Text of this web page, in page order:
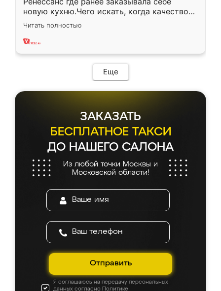
новую кухню.Чего искать, когда качеством
вполне довольна. Служит кухня уже почти
два года, нареканий нет.
Читать полностью
Еще
ЗАКАЗАТЬ
БЕСПЛАТНОЕ ТАКСИ
ДО НАШЕГО САЛОНА
Из любой точки Москвы и
Московской области!
Отправить
Я соглашаюсь на передачу персональных
данных согласно Политике